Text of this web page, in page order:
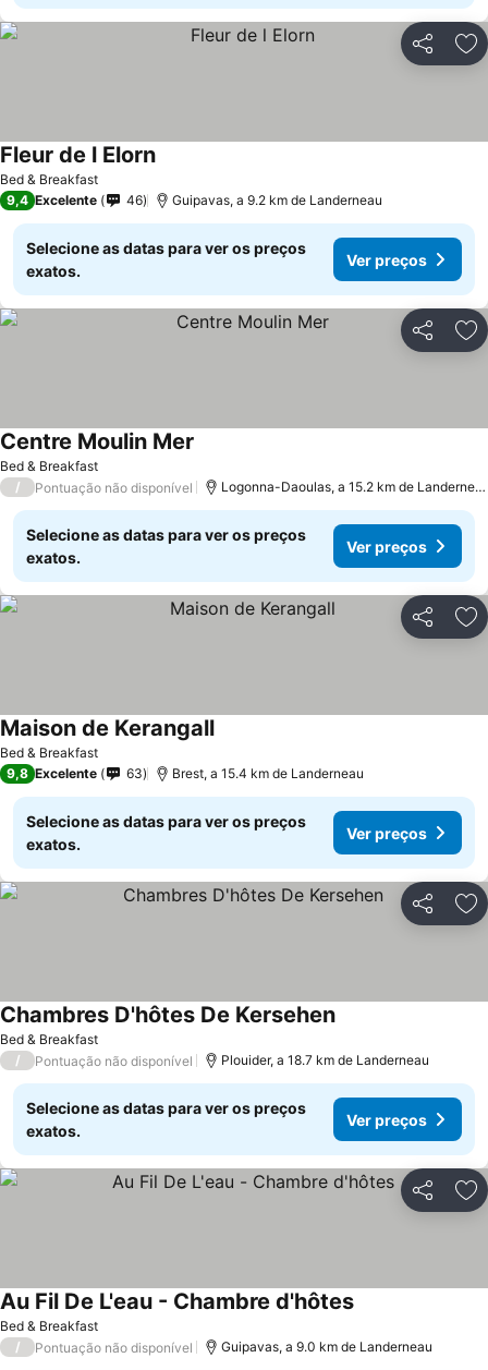
Partilhar
Bed & Breakfast
Fleur de l ElornVer preços
9,4 Excelente 46 Guipavas, a 9.2 km de Landerneau
Selecione as datas para ver os preços
exatos.
Ver preços
Partilhar
Bed & Breakfast
Centre Moulin Mer
/ Pontuação não disponível Logonna-Daoulas, a 15.2 km de
Selecione as datas para ver os preços
exatos.
Ver preços
Partilhar
Bed & Breakfast
Maison de KerangallVer preços
9,8 Excelente 63 Brest, a 15.4 km de Landerneau
Selecione as datas para ver os preços
exatos.
Ver preços
Partilhar
Bed & Breakfast
Chambres D'hôtes De KersehenVer preços
/ Pontuação não disponível Plouider, a 18.7 km de Landerneau
Selecione as datas para ver os preços
exatos.
Ver preços
Partilhar
Bed & Breakfast
Au Fil De L'eau - Chambre d'hôtesVer preços
/ Pontuação não disponível Guipavas, a 9.0 km de Landerneau